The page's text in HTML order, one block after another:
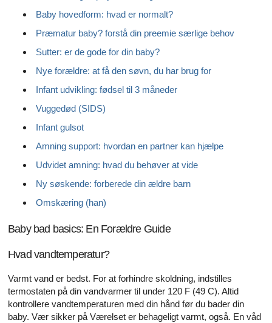
Baby hovedform: hvad er normalt?
Præmatur baby? forstå din preemie særlige behov
Sutter: er de gode for din baby?
Nye forældre: at få den søvn, du har brug for
Infant udvikling: fødsel til 3 måneder
Vuggedød (SIDS)
Infant gulsot
Amning support: hvordan en partner kan hjælpe
Udvidet amning: hvad du behøver at vide
Ny søskende: forberede din ældre barn
Omskæring (han)
Baby bad basics: En Forældre Guide
Hvad vandtemperatur?
Varmt vand er bedst. For at forhindre skoldning, indstilles
termostaten på din vandvarmer til under 120 F (49 C). Altid
kontrollere vandtemperaturen med din hånd før du bader din
baby. Vær sikker på Værelset er behageligt varmt, også. En våd